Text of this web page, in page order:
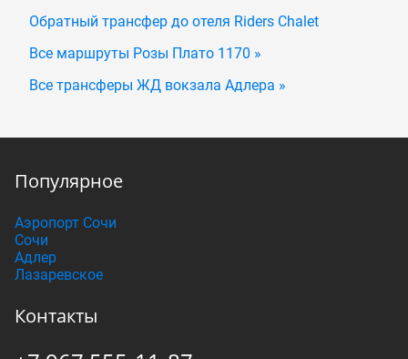
Обратный трансфер до отеля Riders Chalet
Все маршруты Розы Плато 1170 »
Все трансферы ЖД вокзала Адлера »
Популярное
Аэропорт Сочи
Сочи
Адлер
Лазаревское
Контакты